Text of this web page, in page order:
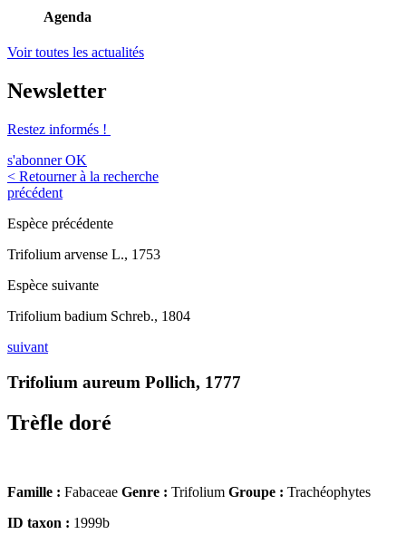
Agenda
Voir toutes les actualités
Newsletter
Restez informés !
s'abonner OK
< Retourner à la recherche
précédent
Espèce précédente
Trifolium arvense L., 1753
Espèce suivante
Trifolium badium Schreb., 1804
suivant
Trifolium aureum Pollich, 1777
Trèfle doré
Famille : Fabaceae Genre : Trifolium Groupe : Trachéophytes
ID taxon : 1999b